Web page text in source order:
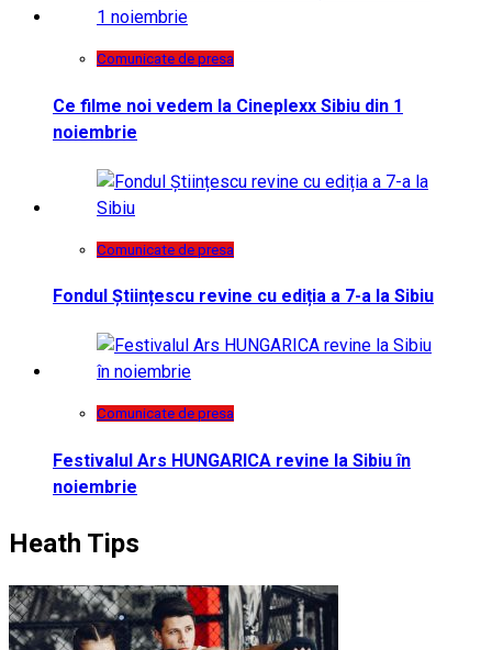
Comunicate de presa
Ce filme noi vedem la Cineplexx Sibiu din 1
noiembrie
Comunicate de presa
Fondul Științescu revine cu ediția a 7-a la Sibiu
Comunicate de presa
Festivalul Ars HUNGARICA revine la Sibiu în
noiembrie
Heath Tips